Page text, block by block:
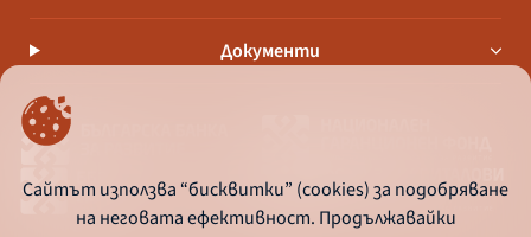
Документи
Сайтът използва “бисквитки” (cookies) за подобряване
на неговата ефективност. Продължавайки